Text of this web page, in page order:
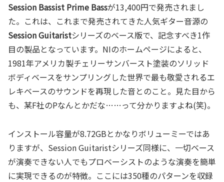
Session Bassist Prime Bassが13,400円で発売されまし
た。これは、これまで発売されてきた人気ギター音源の
Session Guitaristシリーズのベース版で、記念すべき1作
目の製品となっています。NIのホームページによると、
1981年アメリカ製チェリーサンバースト塗装のソリッド
ボディベースをサンプリングした世界で最も敬愛されるエ
レキベースのサウンドを再現した音とのこと。見た目から
も、某F社のPなんとかだな……って分かりますよね(笑)。
インストール容量が8.72GBとかなりボリューミーではあ
りますが、Session Guitaristシリーズ同様に、一切ベース
が演奏できない人でもプロベーシストのような演奏を簡単
に実現できるのが特徴。ここには350種のパターンを収録